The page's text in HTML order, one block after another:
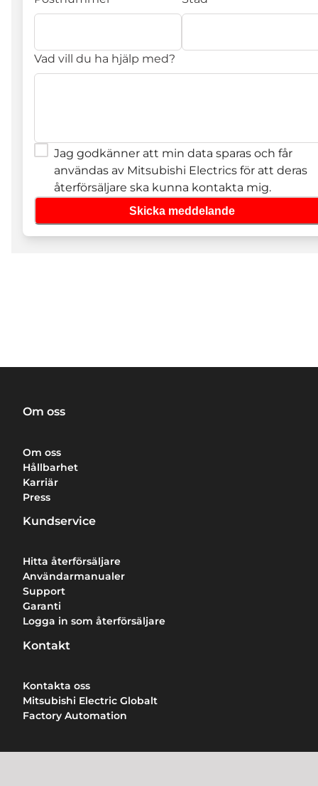
Vad vill du ha hjälp med?
Jag godkänner att min data sparas och får
användas av Mitsubishi Electrics för att deras
återförsäljare ska kunna kontakta mig.
Skicka meddelande
Om oss
Om oss
Hållbarhet
Karriär
Press
Kundservice
Hitta återförsäljare
Användarmanualer
Support
Garanti
Logga in som återförsäljare
Kontakt
Kontakta oss
Mitsubishi Electric Globalt
Factory Automation